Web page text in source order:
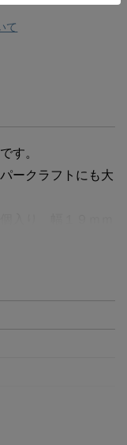
て
す。
ークラフトにも大
スタイリッシュな
ランドです。
ンプルで使い勝手
提案していま